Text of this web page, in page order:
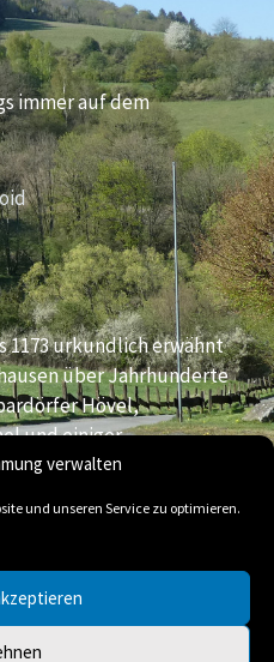
verwalten
und unseren Service zu optimieren.
immer auf dem
1173 urkundlich erwähnt
über Jahrhunderte
Hövel,
und einiger
Bereich der Stadt